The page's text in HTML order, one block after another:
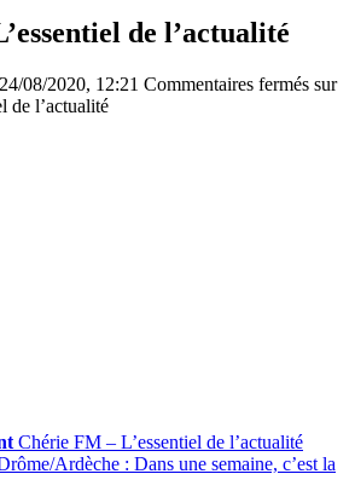
de l’actualité
24/08/2020, 12:21 Commentaires fermés sur
de l’actualité
Chérie FM – L’essentiel de l’actualité
Ardèche : Dans une semaine, c’est la